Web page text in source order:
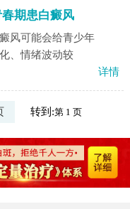
期患白癜风
风可能会给青少年
、情绪波动较
详情
转到: